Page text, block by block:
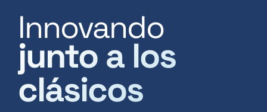
Innovando
junto a los
clásicos